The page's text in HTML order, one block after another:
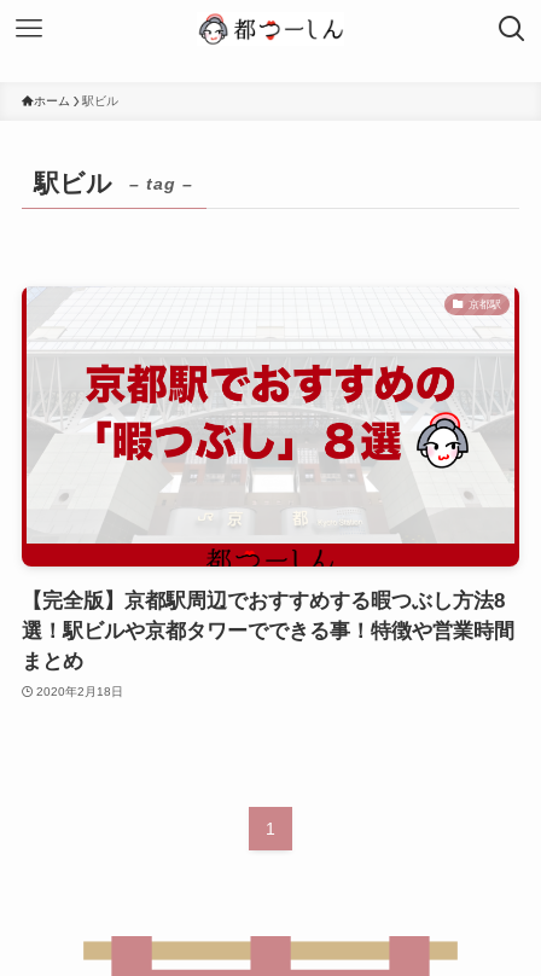
ホーム 駅ビル
駅ビル – tag –
京都駅
【完全版】京都駅周辺でおすすめする暇つぶし方法8
選！駅ビルや京都タワーでできる事！特徴や営業時間
まとめ
2020年2月18日
1